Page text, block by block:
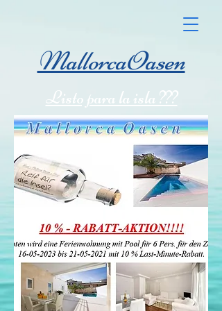
MallorcaOasen
Listo para la isla ???